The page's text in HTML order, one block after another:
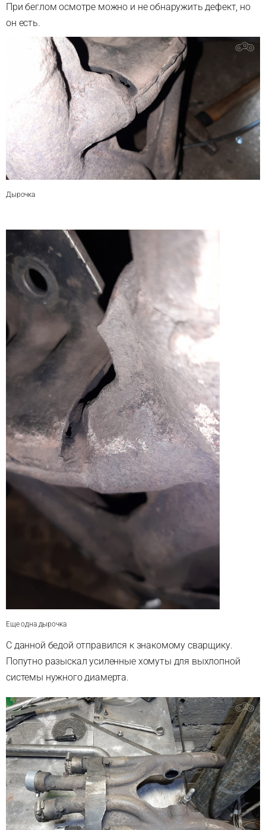
При беглом осмотре можно и не обнаружить дефект, но
он есть.
Дырочка
Еще одна дырочка
С данной бедой отправился к знакомому сварщику.
Попутно разыскал усиленные хомуты для выхлопной
системы нужного диамерта.